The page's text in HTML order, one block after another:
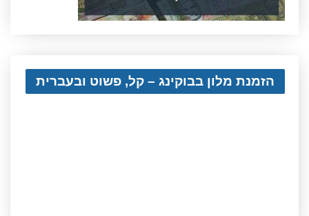
הזמנת מלון בבוקינג – קל, פשוט ובעברית